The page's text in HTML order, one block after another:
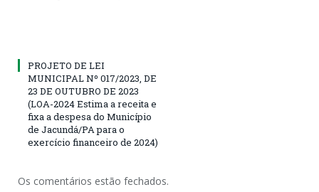
PROJETO DE LEI
MUNICIPAL Nº 017/2023, DE
23 DE OUTUBRO DE 2023
(LOA-2024 Estima a receita e
fixa a despesa do Município
de Jacundá/PA para o
exercício financeiro de 2024)
Os comentários estão fechados.